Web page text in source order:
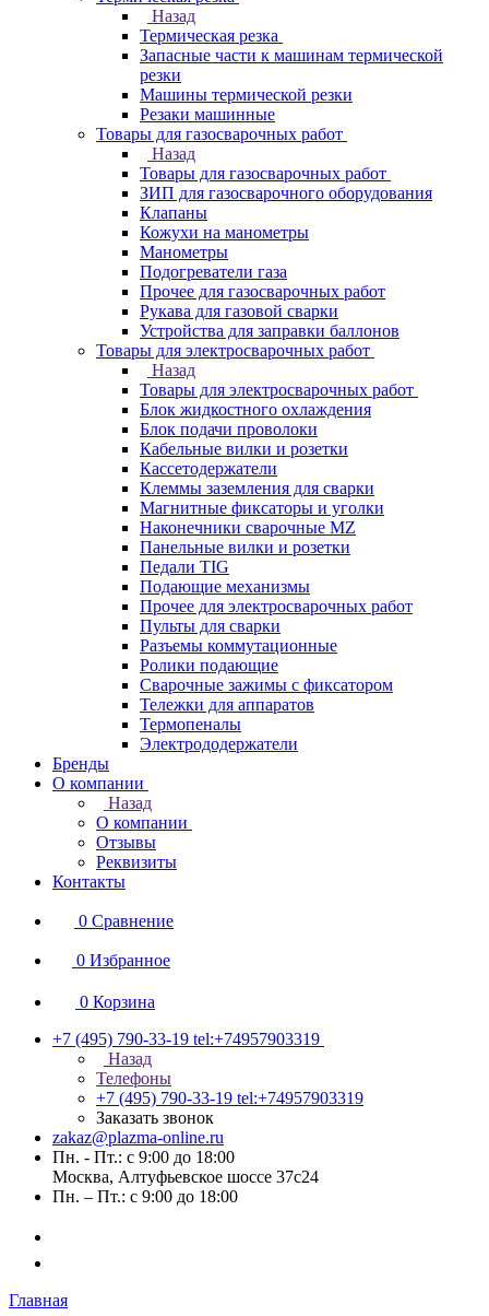
Назад
Термическая резка
Запасные части к машинам термической
резки
Машины термической резки
Резаки машинные
Товары для газосварочных работ
Назад
Товары для газосварочных работ
ЗИП для газосварочного оборудования
Клапаны
Кожухи на манометры
Манометры
Подогреватели газа
Прочее для газосварочных работ
Рукава для газовой сварки
Устройства для заправки баллонов
Товары для электросварочных работ
Назад
Товары для электросварочных работ
Блок жидкостного охлаждения
Блок подачи проволоки
Кабельные вилки и розетки
Кассетодержатели
Клеммы заземления для сварки
Магнитные фиксаторы и уголки
Наконечники сварочные MZ
Панельные вилки и розетки
Педали TIG
Подающие механизмы
Прочее для электросварочных работ
Пульты для сварки
Разъемы коммутационные
Ролики подающие
Сварочные зажимы с фиксатором
Тележки для аппаратов
Термопеналы
Электрододержатели
Бренды
О компании
Назад
О компании
Отзывы
Реквизиты
Контакты
0 Сравнение
0 Избранное
0 Корзина
+7 (495) 790-33-19 tel:+74957903319
Назад
Телефоны
+7 (495) 790-33-19 tel:+74957903319
Заказать звонок
zakaz@plazma-online.ru
Пн. - Пт.: с 9:00 до 18:00
Москва, Алтуфьевское шоссе 37с24
Пн. – Пт.: с 9:00 до 18:00
Главная